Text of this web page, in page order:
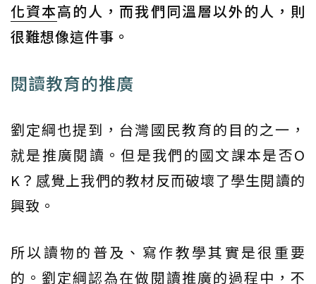
化資本高的人，而我們同溫層以外的人，則
很難想像這件事。
閱讀教育的推廣
劉定綱也提到，台灣國民教育的目的之一，
就是推廣閱讀。但是我們的國文課本是否O
K？感覺上我們的教材反而破壞了學生閱讀的
興致。
所以讀物的普及、寫作教學其實是很重要
的。劉定綱認為在做閱讀推廣的過程中，不